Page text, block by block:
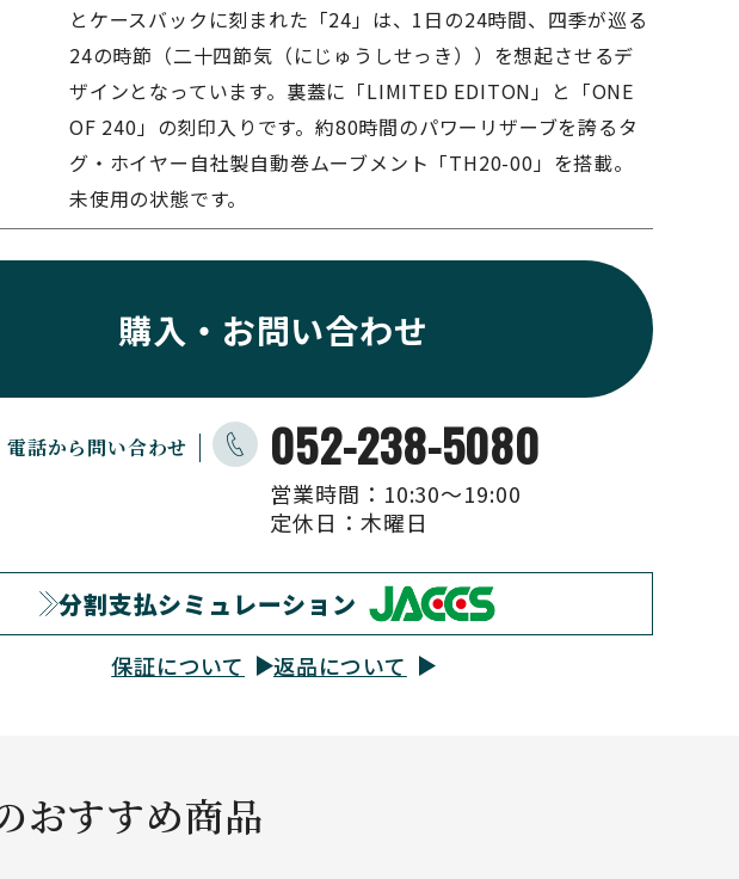
とケースバックに刻まれた「24」は、1日の24時間、四季が巡る
24の時節（二十四節気（にじゅうしせっき））を想起させるデ
ザインとなっています。裏蓋に「LIMITED EDITON」と「ONE
OF 240」の刻印入りです。約80時間のパワーリザーブを誇るタ
グ・ホイヤー自社製自動巻ムーブメント「TH20-00」を搭載。
未使用の状態です。
購入・お問い合わせ
電話から問い合わせ 052-238-5080
営業時間：10:30〜19:00
定休日：木曜日
分割支払シミュレーション
保証について 返品について
おすすめ商品